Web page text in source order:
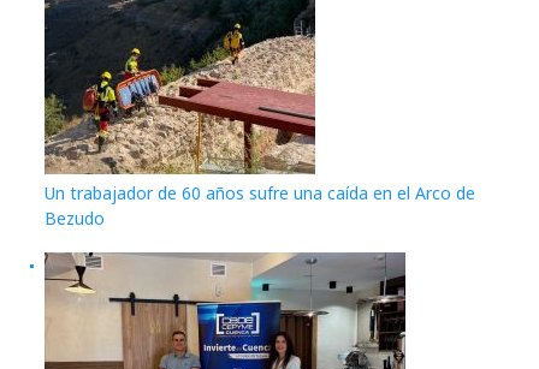
Un trabajador de 60 años sufre una caída en el Arco de
Bezudo